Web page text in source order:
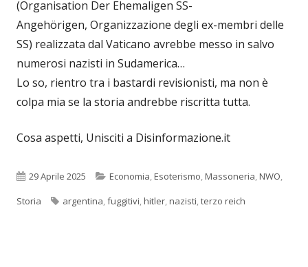
(Organisation Der Ehemaligen SS-
Angehörigen, Organizzazione degli ex-membri delle
SS) realizzata dal Vaticano avrebbe messo in salvo
numerosi nazisti in Sudamerica…
Lo so, rientro tra i bastardi revisionisti, ma non è
colpa mia se la storia andrebbe riscritta tutta.
Cosa aspetti, Unisciti a Disinformazione.it
Pubblicato
29 Aprile 2025 Categorie
Economia,Esoterismo,Massoneria,NWO,
Storia
Tag
argentina,fuggitivi,hitler,nazisti,terzo reich